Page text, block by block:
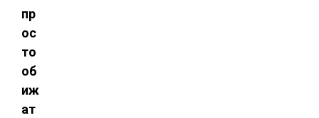
пр
ос
то
об
иж
ат